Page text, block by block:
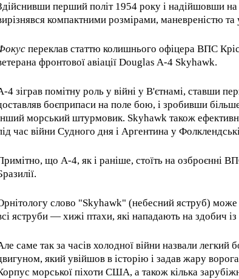
перший політ 1954 року і надійшовши
компактними розмірами, маневреністю та
переклав статтю колишнього офіцера ВПС
фронтової авіації Douglas A-4 Skyhawk.
4 зіграв помітну роль у війні у В'єтнамі, ставши
боєприпаси на поле бою, і зробивши
морський штурмовик. Skyhawk також
час війни Судного дня і Аргентина у
що A-4, як і раніше, стоїть на озброєнні
слово "Skyhawk" (небесний яструб) може
яструби — хижі птахи, які нападають на здобич із
саме так за часів холодної війни назвали легкий
який увійшов в історію і задав жару
морської піхоти США, а також кілька